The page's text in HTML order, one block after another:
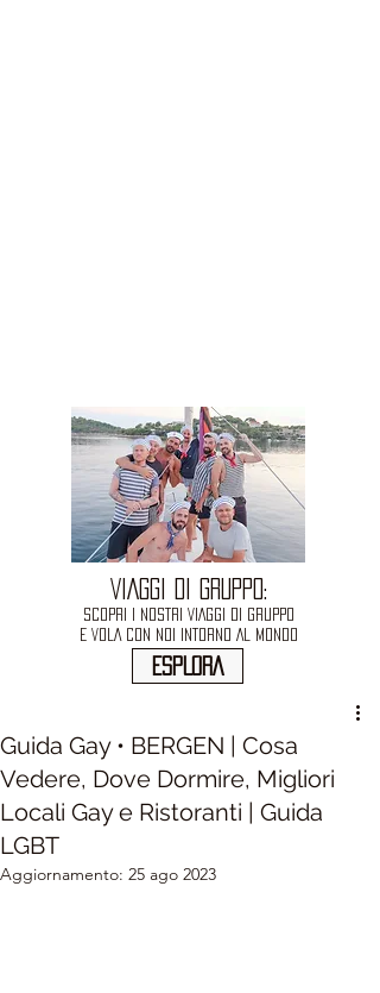
VIAGGI DI GRUPPO:
SCOPRI I NOSTRI VIAGGI DI GRUPPO
E VOLA CON NOI INTORNO AL MONDO
ESPLORA
Guida Gay • BERGEN | Cosa
Vedere, Dove Dormire, Migliori
Locali Gay e Ristoranti | Guida
LGBT
Aggiornamento: 25 ago 2023